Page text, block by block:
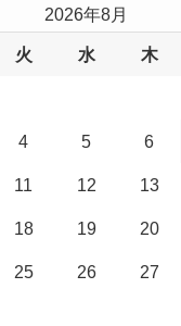
2026年8月
火 水 木
4 5 6
11 12 13
18 19 20
25 26 27